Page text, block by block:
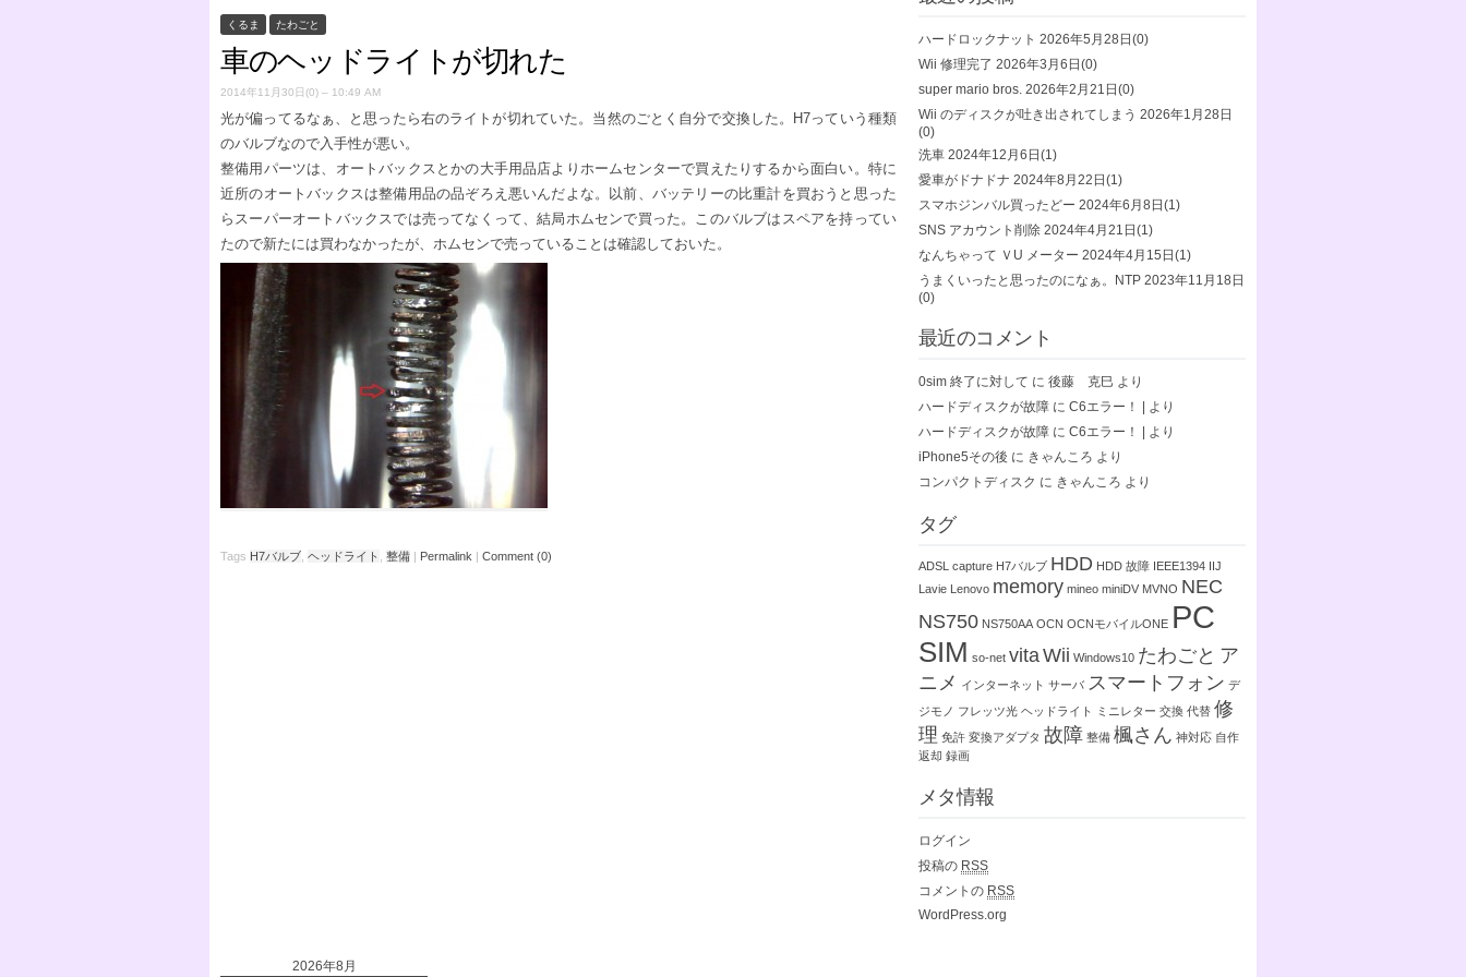
くるま たわごと
車のヘッドライトが切れた
2014年11月30日(0) – 10:49 AM
光が偏ってるなぁ、と思ったら右のライトが切れていた。当然のごとく自分で交換した。H7っていう種類
のバルブなので入手性が悪い。
整備用パーツは、オートバックスとかの大手用品店よりホームセンターで買えたりするから面白い。特に
近所のオートバックスは整備用品の品ぞろえ悪いんだよな。以前、バッテリーの比重計を買おうと思った
らスーパーオートバックスでは売ってなくって、結局ホムセンで買った。このバルブはスペアを持ってい
たので新たには買わなかったが、ホムセンで売っていることは確認しておいた。
Tags H7バルブ ヘッドライト 整備 | Permalink | Comment (0)
ハードロックナット 2026年5月28日(0)
Wii 修理完了 2026年3月6日(0)
super mario bros. 2026年2月21日(0)
Wii のディスクが吐き出されてしまう 2026年1月28日
(0)
洗車 2024年12月6日(1)
愛車がドナドナ 2024年8月22日(1)
スマホジンバル買ったどー 2024年6月8日(1)
SNS アカウント削除 2024年4月21日(1)
なんちゃって ＶU メーター 2024年4月15日(1)
うまくいったと思ったのになぁ。NTP 2023年11月18日
(0)
最近のコメント
0sim 終了に対して に 後藤 克巳 より
ハードディスクが故障 に C6エラー！ | より
ハードディスクが故障 に C6エラー！ | より
iPhone5その後 に きゃんころ より
コンパクトディスク に きゃんころ より
タグ
ADSL capture H7バルブ HDD HDD 故障 IEEE1394 IIJ
Lavie Lenovo memory mineo miniDV MVNO NEC
NS750 NS750AA OCN OCNモバイルONE PC
SIM so-net vita Wii Windows10 たわごと ア
ニメ インターネット サーバ スマートフォン デ
ジモノ フレッツ光 ヘッドライト ミニレター 交換 代替 修
理 免許 変換アダプタ 故障 整備 楓さん 神対応 自作
返却 録画
メタ情報
ログイン
投稿の RSS
コメントの RSS
WordPress.org
2026年8月